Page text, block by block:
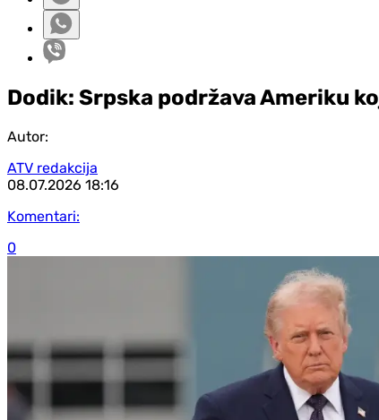
Dodik: Srpska podržava Ameriku
Autor:
ATV redakcija
08.07.2026 18:16
Komentari:
0